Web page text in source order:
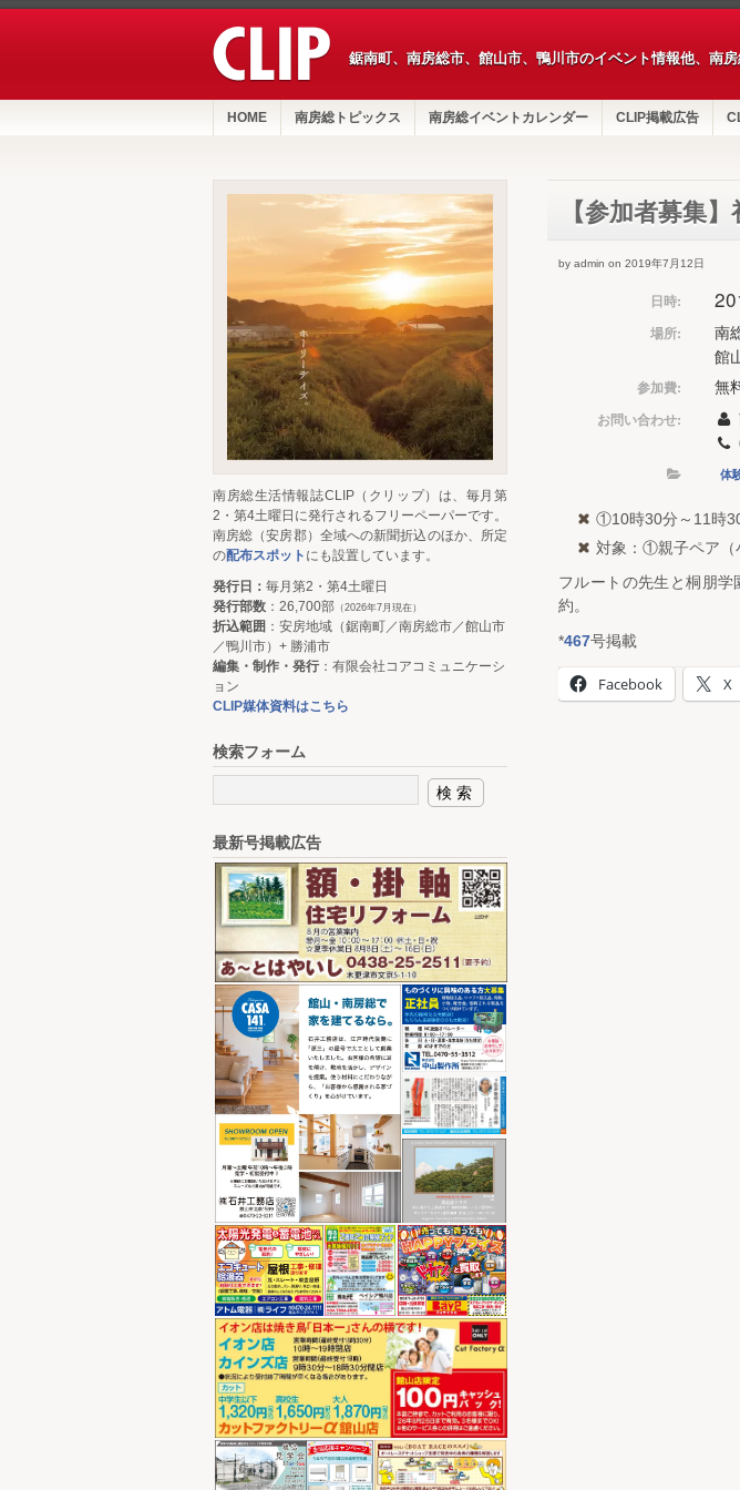
鋸南町、南房総市、館山市、鴨川市のイベント情報他、南房
HOME 南房総トピックス 南房総イベントカレンダー CLIP掲載広告
【参加者募集
by admin on 2019年7月12日
日時:
場所:
南
館
参加費: 無
お問い合わせ:
体
①10時30分～11時
対象：①親子ペア（
フルートの先生と桐朋
約。
*467号掲載
Facebook X
南房総生活情報誌CLIP（クリップ）は、毎月第
2・第4土曜日に発行されるフリーペーパーです。
南房総（安房郡）全域への新聞折込のほか、所定
の配布スポット にも設置しています。
発行日： 毎月第2・第4土曜日
発行部数 ：26,700部 （2026年7月現在）
折込範囲 ：安房地域（鋸南町／南房総市／館山市
／鴨川市）+ 勝浦市
編集・制作・発行：有限会社コアコミュニケーシ
ョン
CLIP媒体資料はこちら
検索フォーム
最新号掲載広告